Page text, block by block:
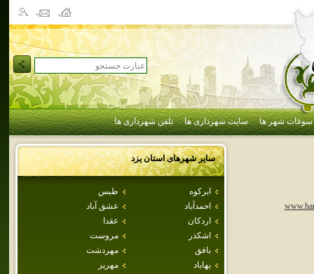
سوغات شهر ها سایت شهرداری ها تلفن شهرداری ها
سایر شهرهای استانيزد
ابركوه
طبس
احمدآباد
عشق آباد
اردكان
عقدا
اشكذر
مروست
بافق
مهردشت
بهاباد
مهريز